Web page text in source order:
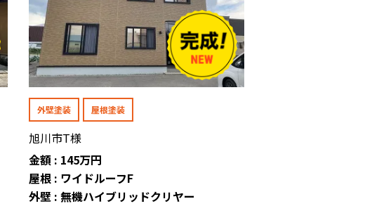
外壁塗装 屋根塗装
旭川市T様
金額 : 145万円
屋根 : ワイドルーフF
外壁 : 無機ハイブリッドクリヤー